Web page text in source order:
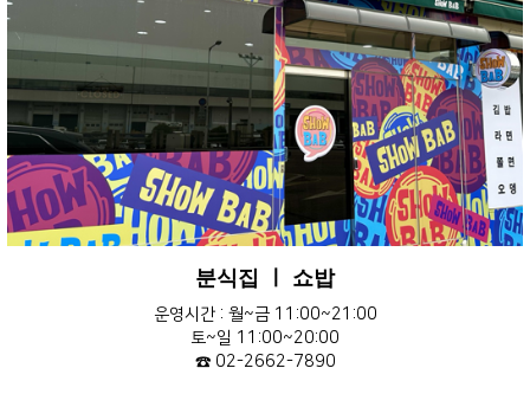
분식집 ㅣ 쇼밥
운영시간 : 월~금 11:00~21:00
토~일 11:00~20:00
☎ 02-2662-7890